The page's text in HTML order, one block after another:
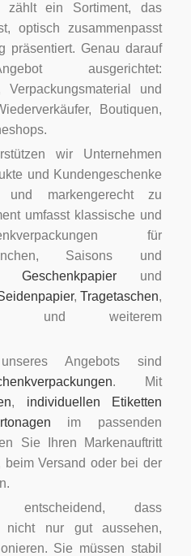
zählt ein Sortiment, das
optisch zusammenpasst
präsentiert. Genau darauf
ausgerichtet:
Verpackungsmaterial und
Boutiquen,
wir Unternehmen
und Kundengeschenke
und markengerecht zu
umfasst klassische und
für
Saisons und
Geschenkpapier und
,Tragetaschen,
und weiterem
Angebots sind
. Mit
, individuellen Etiketten
im passenden
Sie Ihren Markenauftritt
beim Versand oder bei der
dass
nicht nur gut aussehen,
Sie müssen stabil